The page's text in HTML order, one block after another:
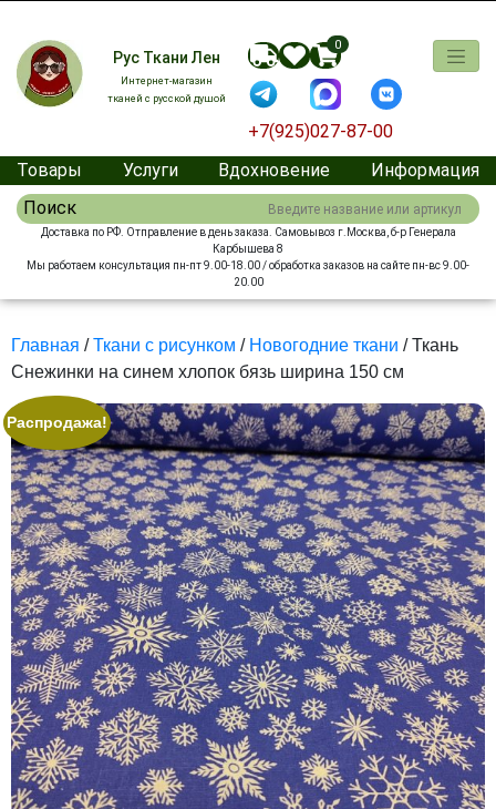
Рус Ткани Лен
Интернет-магазин
тканей с русской душой
0
+7(925)027-87-00
Товары
Услуги Вдохновение
Информация
Поиск
Доставка по РФ. Отправление в день заказа. Самовывоз г.Москва, б-р Генерала
Карбышева 8
Мы работаем консультация пн-пт 9.00-18.00 / обработка заказов на сайте пн-вс 9.00-
20.00
Главная /Ткани с рисунком / Новогодние ткани / Ткань
Снежинки на синем хлопок бязь ширина 150 см
Распродажа!